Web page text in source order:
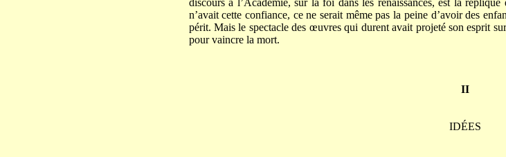
discours à l’Académie, sur la foi dans les renaissances, est la
n’avait cette confiance, ce ne serait même pas la peine d’avoir des
périt. Mais le spectacle des œuvres qui durent avait projeté son esprit
pour vaincre la mort.
II
IDÉES